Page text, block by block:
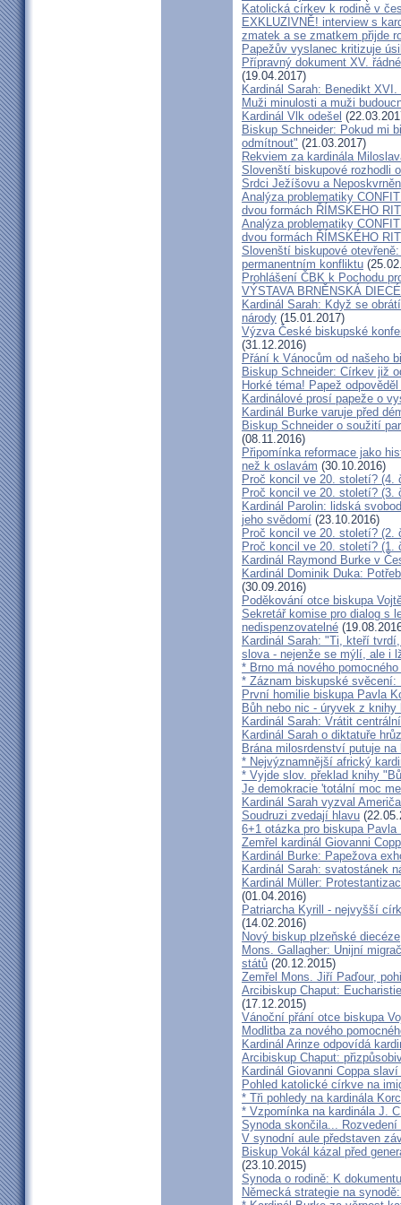
Katolická církev k rodině v
EXKLUZIVNĚ! interview s
zmatek a se zmatkem přijde
Papežův vyslanec kritizuje
Přípravný dokument XV.
(19.04.2017)
Kardinál Sarah: Benedikt
Muži minulosti a muži
Kardinál Vlk odešel
Biskup Schneider: Pokud mi
odmítnout" (21.03.2017)
Rekviem za kardinála
Slovenští biskupové rozhodli
Srdci Ježíšovu a
Analýza problematiky
dvou formách ŘÍMSKEHO
Analýza problematiky
dvou formách ŘÍMSKÉHO
Slovenští biskupové
permanentním konfliktu
Prohlášení ČBK k Pochodu
VÝSTAVA BRNĚNSKÁ
Kardinál Sarah: Když se
národy (15.01.2017)
Výzva České biskupské
(31.12.2016)
Přání k Vánocům od našeho
Biskup Schneider: Církev již
Horké téma! Papež
Kardinálové prosí papeže o
Kardinál Burke varuje před
Biskup Schneider o soužití
(08.11.2016)
Připomínka reformace jako
než k oslavám (30.10.2016)
Proč koncil ve 20. století? (4.
Proč koncil ve 20. století? (3.
Kardinál Parolin: lidská
jeho svědomí (23.10.2016)
Proč koncil ve 20. století? (2.
Proč koncil ve 20. století? (1.
Kardinál Raymond Burke v
Kardinál Dominik Duka:
(30.09.2016)
Poděkování otce biskupa
Sekretář komise pro dialog s
nedispenzovatelné
Kardinál Sarah: "Ti, kteří
slova - nejenže se mýlí, ale i
* Brno má nového
* Záznam biskupské svěcení:
První homilie biskupa Pavla
Bůh nebo nic - úryvek z knihy
Kardinál Sarah: Vrátit
Kardinál Sarah o diktatuře
Brána milosrdenství putuje
* Nejvýznamnější africký
* Vyjde slov. překlad knihy
Je demokracie 'totální moc
Kardinál Sarah vyzval
Soudruzi zvedají hlavu
6+1 otázka pro biskupa Pavla
Zemřel kardinál Giovanni
Kardinál Burke: Papežova
Kardinál Sarah: svatostánek
Kardinál Müller:
(01.04.2016)
Patriarcha Kyrill - nejvyšší
(14.02.2016)
Nový biskup plzeňské diecéze
Mons. Gallagher: Unijní
států (20.12.2015)
Zemřel Mons. Jiří Paďour,
Arcibiskup Chaput:
(17.12.2015)
Vánoční přání otce biskupa
Modlitba za nového
Kardinál Arinze odpovídá
Arcibiskup Chaput:
Kardinál Giovanni Coppa
Pohled katolické církve na
* Tři pohledy na kardinála
* Vzpomínka na kardinála J.
Synoda skončila...
V synodní aule představen
Biskup Vokál kázal před
(23.10.2015)
Synoda o rodině: K
Německá strategie na